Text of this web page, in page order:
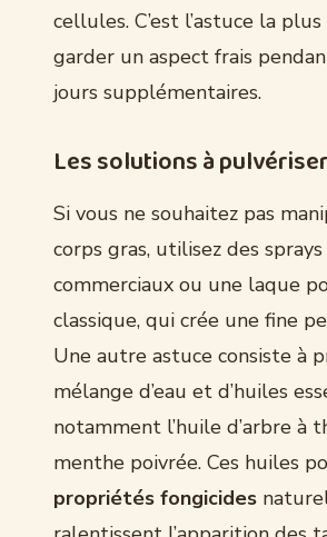
cellules. C’est l’astuce la
garder un aspect frais
jours supplémentaires.
Les solutions à pulvériser
Si vous ne souhaitez pas
corps gras, utilisez des
commerciaux ou une laque
classique, qui crée une fine
Une autre astuce consiste à
mélange d’eau et d’huiles
notamment l’huile d’arbre à
menthe poivrée. Ces huiles
propriétés fongicides